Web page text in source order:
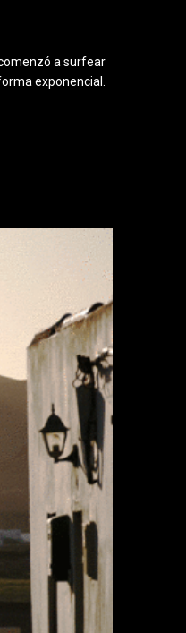
a surfear
exponencial.